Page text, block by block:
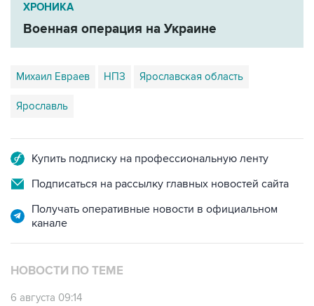
ХРОНИКА
Военная операция на Украине
Михаил Евраев НПЗ Ярославская область
Ярославль
Купить подписку на профессиональную ленту
Подписаться на рассылку главных новостей сайта
Получать оперативные новости в официальном
канале
НОВОСТИ ПО ТЕМЕ
6 августа 09:14